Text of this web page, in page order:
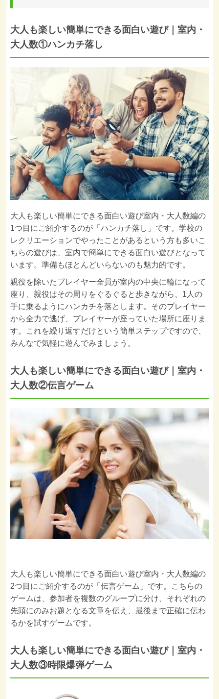
大人も楽しい簡単にできる面白い遊び｜室内・
大人数①ハンカチ落し
大人も楽しい簡単にできる面白い遊び室内・大人数編の
1つ目にご紹介するのが「ハンカチ落し」です。学校の
レクリエーションでやったことがあるという方も多いこ
ちらの遊びは、室内で簡単にできる面白い遊びとなって
います。準備もほとんどいらないのも魅力的です。
親役を除いたプレイヤー全員が室内の中央に輪になって
座り、親役はその周りをぐるぐると歩きながら、1人の
手に乗るようにハンカチを落とします。そのプレイヤー
から全力で逃げ、プレイヤーが座っていた場所に座りま
す。これを繰り返すだけという簡単ステップですので、
みんなで気軽に遊んでみましょう。
大人も楽しい簡単にできる面白い遊び｜室内・
大人数②伝言ゲーム
大人も楽しい簡単にできる面白い遊び室内・大人数編の
2つ目にご紹介するのが「伝言ゲーム」です。こちらの
ゲームは、参加者を複数のグループに分け、それぞれの
先頭にのみお題となる文章を伝え、最後まで正確に伝わ
るかを試すゲームです。
大人も楽しい簡単にできる面白い遊び｜室内・
大人数③時限爆弾ゲーム